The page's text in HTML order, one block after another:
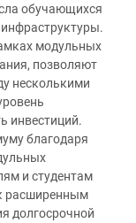
обучающихся
модульных
позволяют
несколькими
инвестиций.
благодаря
и студентам
расширенным
долгосрочной